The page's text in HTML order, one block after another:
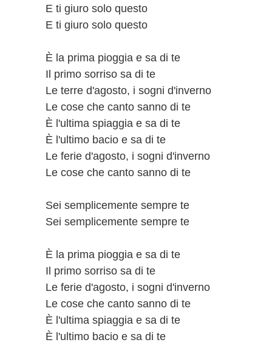
E ti giuro solo questo
E ti giuro solo questo
È la prima pioggia e sa di te
Il primo sorriso sa di te
Le terre d'agosto, i sogni d'inverno
Le cose che canto sanno di te
È l'ultima spiaggia e sa di te
È l'ultimo bacio e sa di te
Le ferie d'agosto, i sogni d'inverno
Le cose che canto sanno di te
Sei semplicemente sempre te
Sei semplicemente sempre te
È la prima pioggia e sa di te
Il primo sorriso sa di te
Le ferie d'agosto, i sogni d'inverno
Le cose che canto sanno di te
È l'ultima spiaggia e sa di te
È l'ultimo bacio e sa di te